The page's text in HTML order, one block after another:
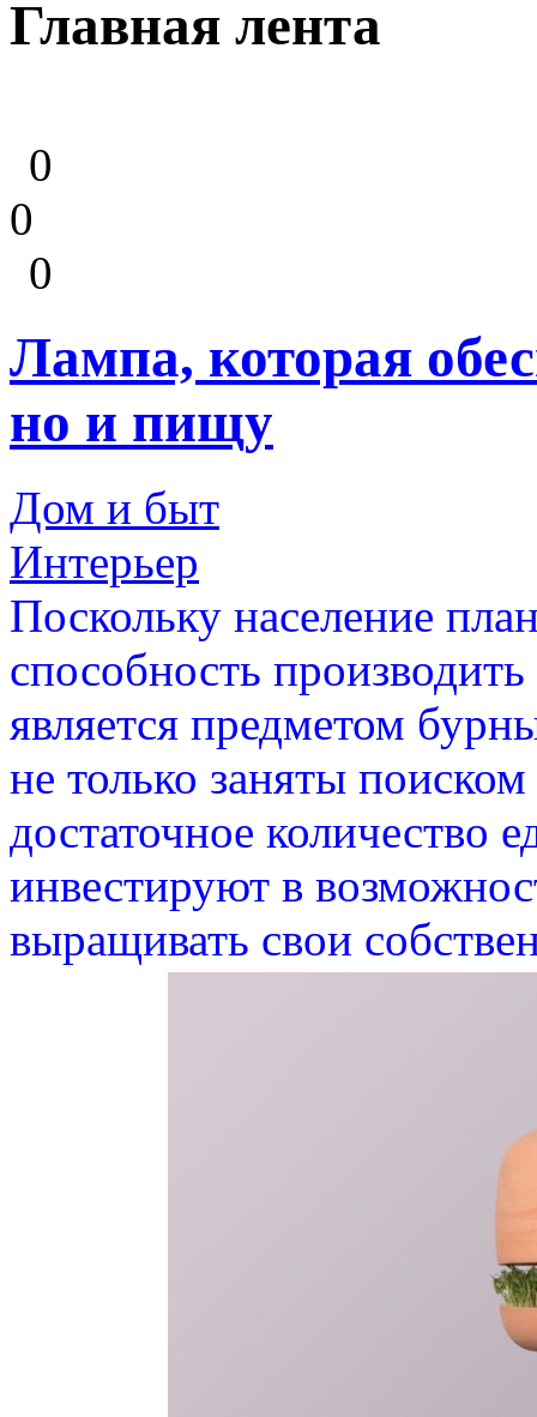
Главная лента
0
0
0
Лампа, которая
но и пищу
Дом и быт
Интерьер
Поскольку население
способность
является предметом
не только заняты
достаточное количество
инвестируют в
выращивать свои